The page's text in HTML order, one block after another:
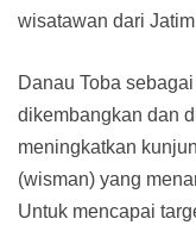
wisatawan dari
Danau Toba
dikembangkan dan
meningkatkan
(wisman) yang
Untuk mencapai